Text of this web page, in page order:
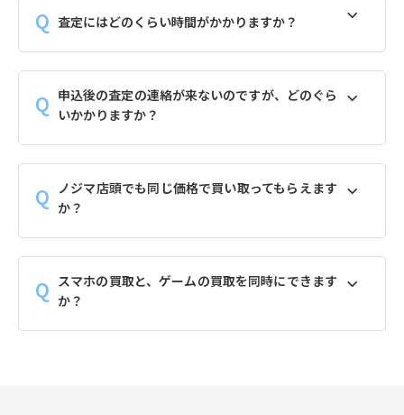
査定にはどのくらい時間がかかりますか？
申込後の査定の連絡が来ないのですが、どのぐら
いかかりますか？
ノジマ店頭でも同じ価格で買い取ってもらえます
か？
スマホの買取と、ゲームの買取を同時にできます
か？